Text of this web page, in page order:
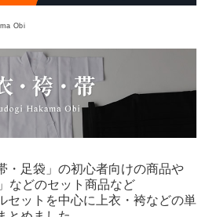
Obi
・足袋」の初心者向けの商品や
などのセット商品など
セットを中心に上衣・袴などの単